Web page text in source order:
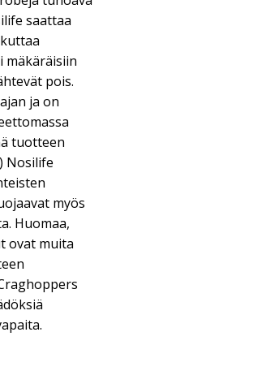
saattaa
mäkäräisiin
pois.
ja on
tuotteen
Nosilife
myös
Huomaa,
ovat muita